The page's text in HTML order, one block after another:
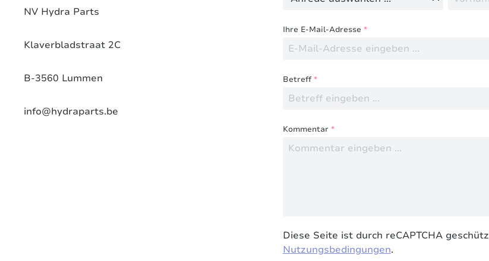
NV Hydra Parts
Klaverbladstraat 2C
B-3560 Lummen
info@hydraparts.be
Ihre E-Mail-Adresse *
Betreff*
Kommentar *
Diese Seite ist durch reCAPTCHA
Nutzungsbedingungen.